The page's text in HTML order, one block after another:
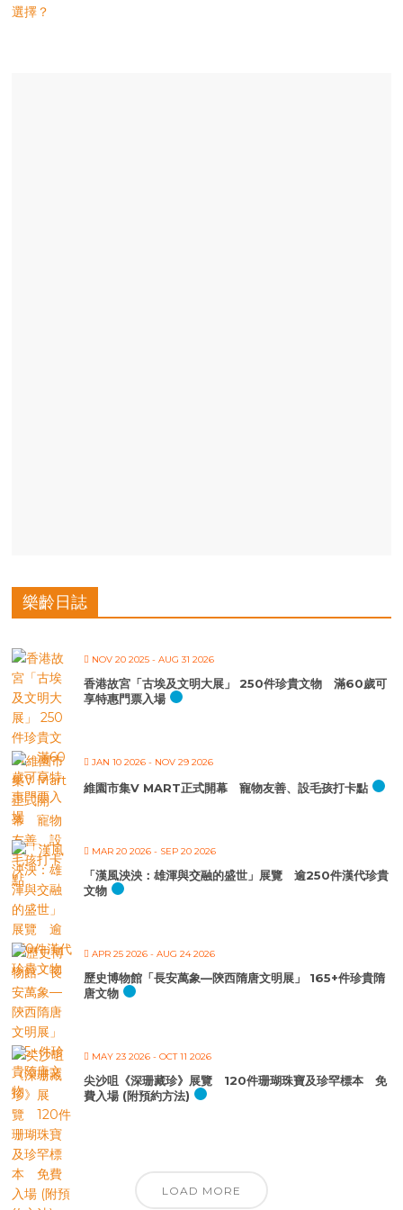
樂齡日誌
NOV 20 2025 - AUG 31 2026
香港故宮「古埃及文明大展」 250件珍貴文物 滿60歲可
享特惠門票入場
JAN 10 2026 - NOV 29 2026
維園市集V MART正式開幕 寵物友善、設毛孩打卡點
MAR 20 2026 - SEP 20 2026
「漢風泱泱：雄渾與交融的盛世」展覽 逾250件漢代珍貴
文物
APR 25 2026 - AUG 24 2026
歷史博物館「長安萬象—陝西隋唐文明展」 165+件珍貴隋
唐文物
MAY 23 2026 - OCT 11 2026
尖沙咀《深珊藏珍》展覽 120件珊瑚珠寶及珍罕標本 免
費入場 (附預約方法)
LOAD MORE